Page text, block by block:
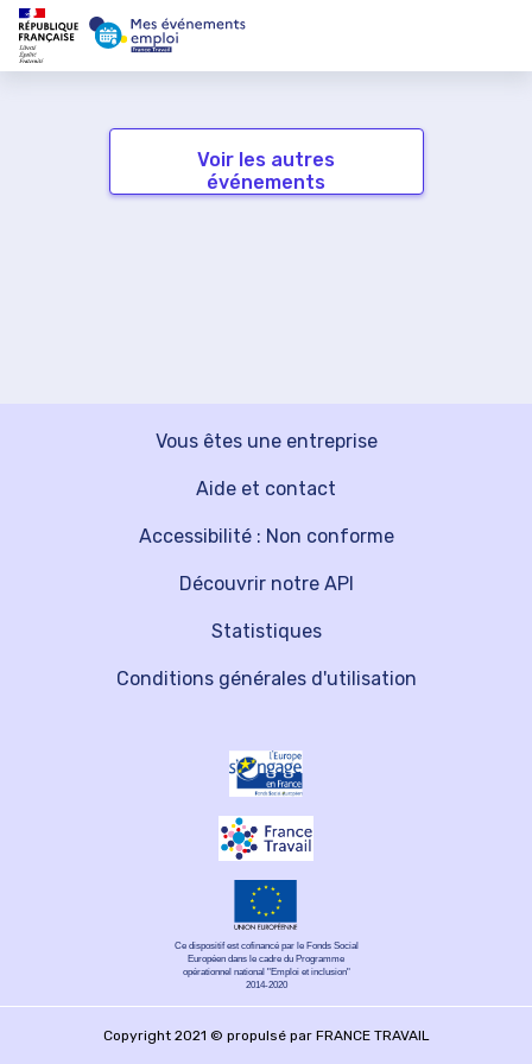
Voir les autres
événements
Vous êtes une entreprise
Découvrir notre API
Aide et contact
Statistiques
Accessibilité : Non conforme
Conditions générales d'utilisation
Ce dispositif est cofinancé par le Fonds Social
Européen dans le cadre du Programme
opérationnel national "Emploi et inclusion"
2014-2020
Copyright 2021 © propulsé par FRANCE TRAVAIL